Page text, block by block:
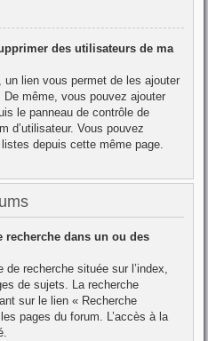
des utilisateurs de ma
un lien vous permet de les ajouter
De même, vous pouvez ajouter
le panneau de contrôle de
d’utilisateur. Vous pouvez
depuis cette même page.
recherche dans un ou des
recherche située sur l’index,
de sujets. La recherche
sur le lien « Recherche
pages du forum. L’accès à la